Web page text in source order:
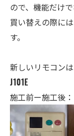
ので、機能だけ
買い替えの際に
す。
新しいリモコン
J101E
施工前ー施工後